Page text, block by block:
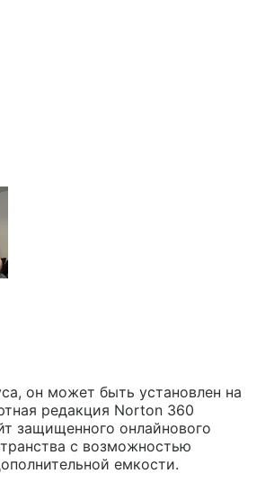
он может быть установлен на
редакция Norton 360
защищенного онлайнового
с возможностью
емкости.